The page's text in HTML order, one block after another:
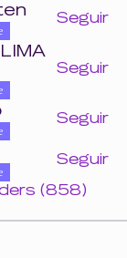
Seguir
Seguir
Seguir
Seguir
(858)